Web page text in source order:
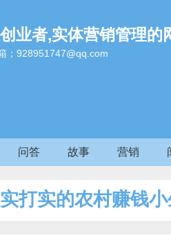
业者,实体营销管理的
；928951747@qq.com
问答 故事 营销
打实的农村赚钱